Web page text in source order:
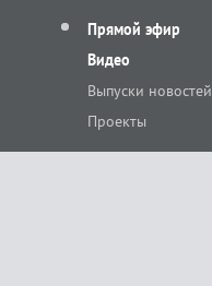
Прямой эфир
Видео
Выпуски новостей
Проекты